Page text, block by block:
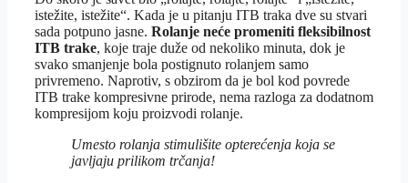
istežite, istežite“. Kada je u pitanju ITB traka dve su stvari
sada potpuno jasne. Rolanje neće promeniti fleksibilnost
ITB trake, koje traje duže od nekoliko minuta, dok je
svako smanjenje bola postignuto rolanjem samo
privremeno. Naprotiv, s obzirom da je bol kod povrede
ITB trake kompresivne prirode, nema razloga za dodatnom
kompresijom koju proizvodi rolanje.
Umesto rolanja stimulišite opterećenja koja se
javljaju prilikom trčanja!